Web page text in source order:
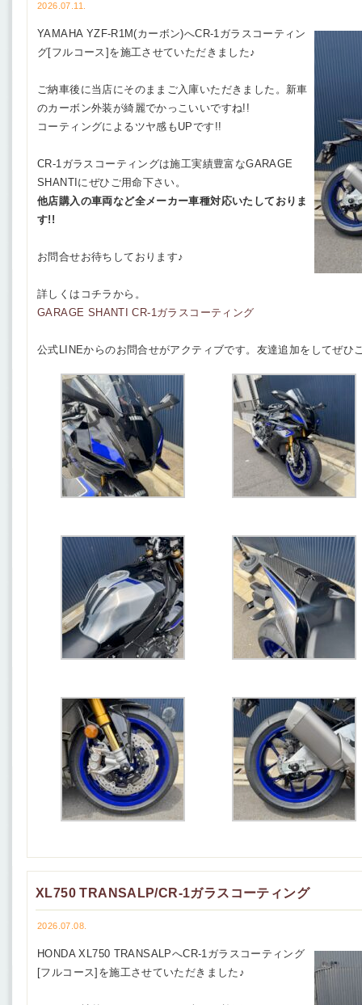
2026.07.11.
YAMAHA YZF-R1M(カーボン)へCR-1ガラスコーティン
グ[フルコース]を施工させていただきました♪
ご納車後に当店にそのままご入庫いただきました。新車
のカーボン外装が綺麗でかっこいいですね!!
コーティングによるツヤ感もUPです!!
CR-1ガラスコーティングは施工実績豊富なGARAGE
SHANTIにぜひご用命下さい。
他店購入の車両など全メーカー車種対応いたしておりま
す!!
お問合せお待ちしております♪
詳しくはコチラから。
GARAGE SHANTI CR-1ガラスコーティング
公式LINEからのお問合せがアクティブです。友達追加をしてぜひ
XL750 TRANSALP/CR-1ガラスコーティング
2026.07.08.
HONDA XL750 TRANSALPへCR-1ガラスコーティング
[フルコース]を施工させていただきました♪